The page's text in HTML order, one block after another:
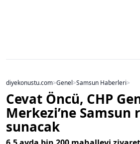
diyekonustu.com>Genel>Samsun Haberleri>
Cevat Öncü, CHP
Merkezi’ne Samsun
sunacak